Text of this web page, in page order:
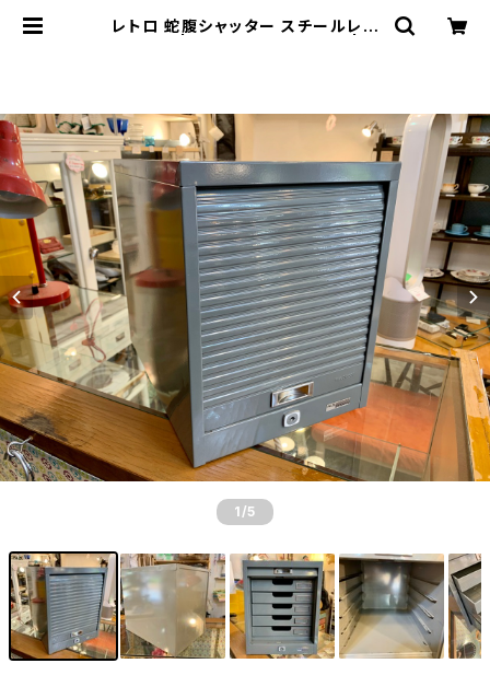
レトロ 蛇腹シャッター スチールレタ
1 /5